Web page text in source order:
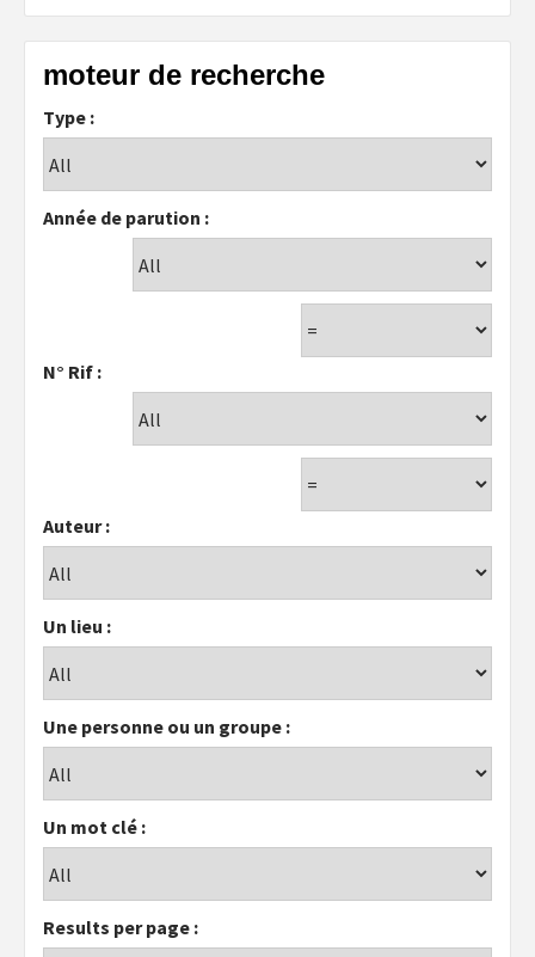
moteur de recherche
Type :
Année de parution :
N° Rif :
Auteur :
Un lieu :
Une personne ou un groupe :
Un mot clé :
Results per page :